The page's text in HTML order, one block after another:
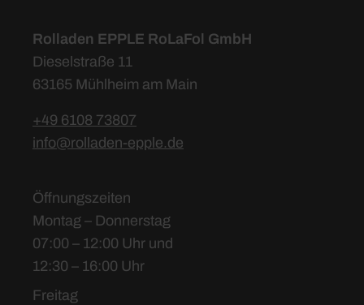
Rolladen EPPLE RoLaFol GmbH
Dieselstraße 11
63165 Mühlheim am Main
+49 6108 73807
info@rolladen-epple.de
Öffnungszeiten
Montag – Donnerstag
07:00 – 12:00 Uhr und
12:30 – 16:00 Uhr
Freitag